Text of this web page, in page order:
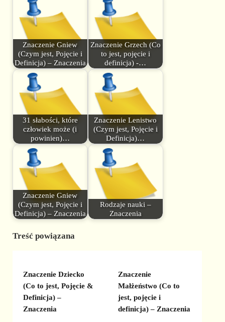
Znaczenie Gniew
(Czym jest, Pojęcie i
Definicja) – Znaczenia
Znaczenie Grzech (Co
to jest, pojęcie i
definicja) -…
31 słabości, które
człowiek może (i
powinien)…
Znaczenie Lenistwo
(Czym jest, Pojęcie i
Definicja)…
Znaczenie Gniew
(Czym jest, Pojęcie i
Definicja) – Znaczenia
Rodzaje nauki –
Znaczenia
Treść powiązana
Znaczenie Dziecko
(Co to jest, Pojęcie &
Definicja) –
Znaczenia
Znaczenie
Małżeństwo (Co to
jest, pojęcie i
definicja) – Znaczenia